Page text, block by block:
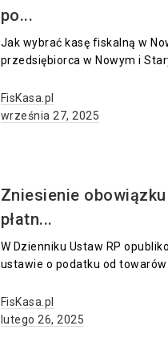
po...
Jak wybrać kasę fiskalną w
przedsiębiorca w Nowym i
FisKasa.pl
września 27, 2025
Zniesienie
płatn...
W Dzienniku Ustaw RP
ustawie o podatku od towarów i
FisKasa.pl
lutego 26, 2025